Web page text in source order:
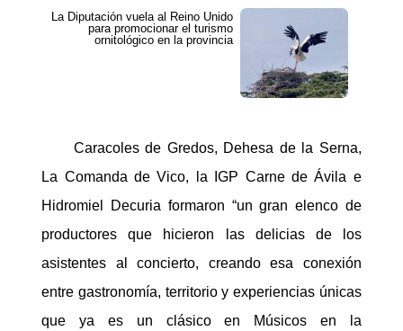
La Diputación vuela al Reino Unido
para promocionar el turismo
ornitológico en la provincia
Caracoles de Gredos, Dehesa de la Serna,
La Comanda de Vico, la IGP Carne de Ávila e
Hidromiel Decuria formaron “un gran elenco de
productores que hicieron las delicias de los
asistentes al concierto, creando esa conexión
entre gastronomía, territorio y experiencias únicas
que ya es un clásico en Músicos en la